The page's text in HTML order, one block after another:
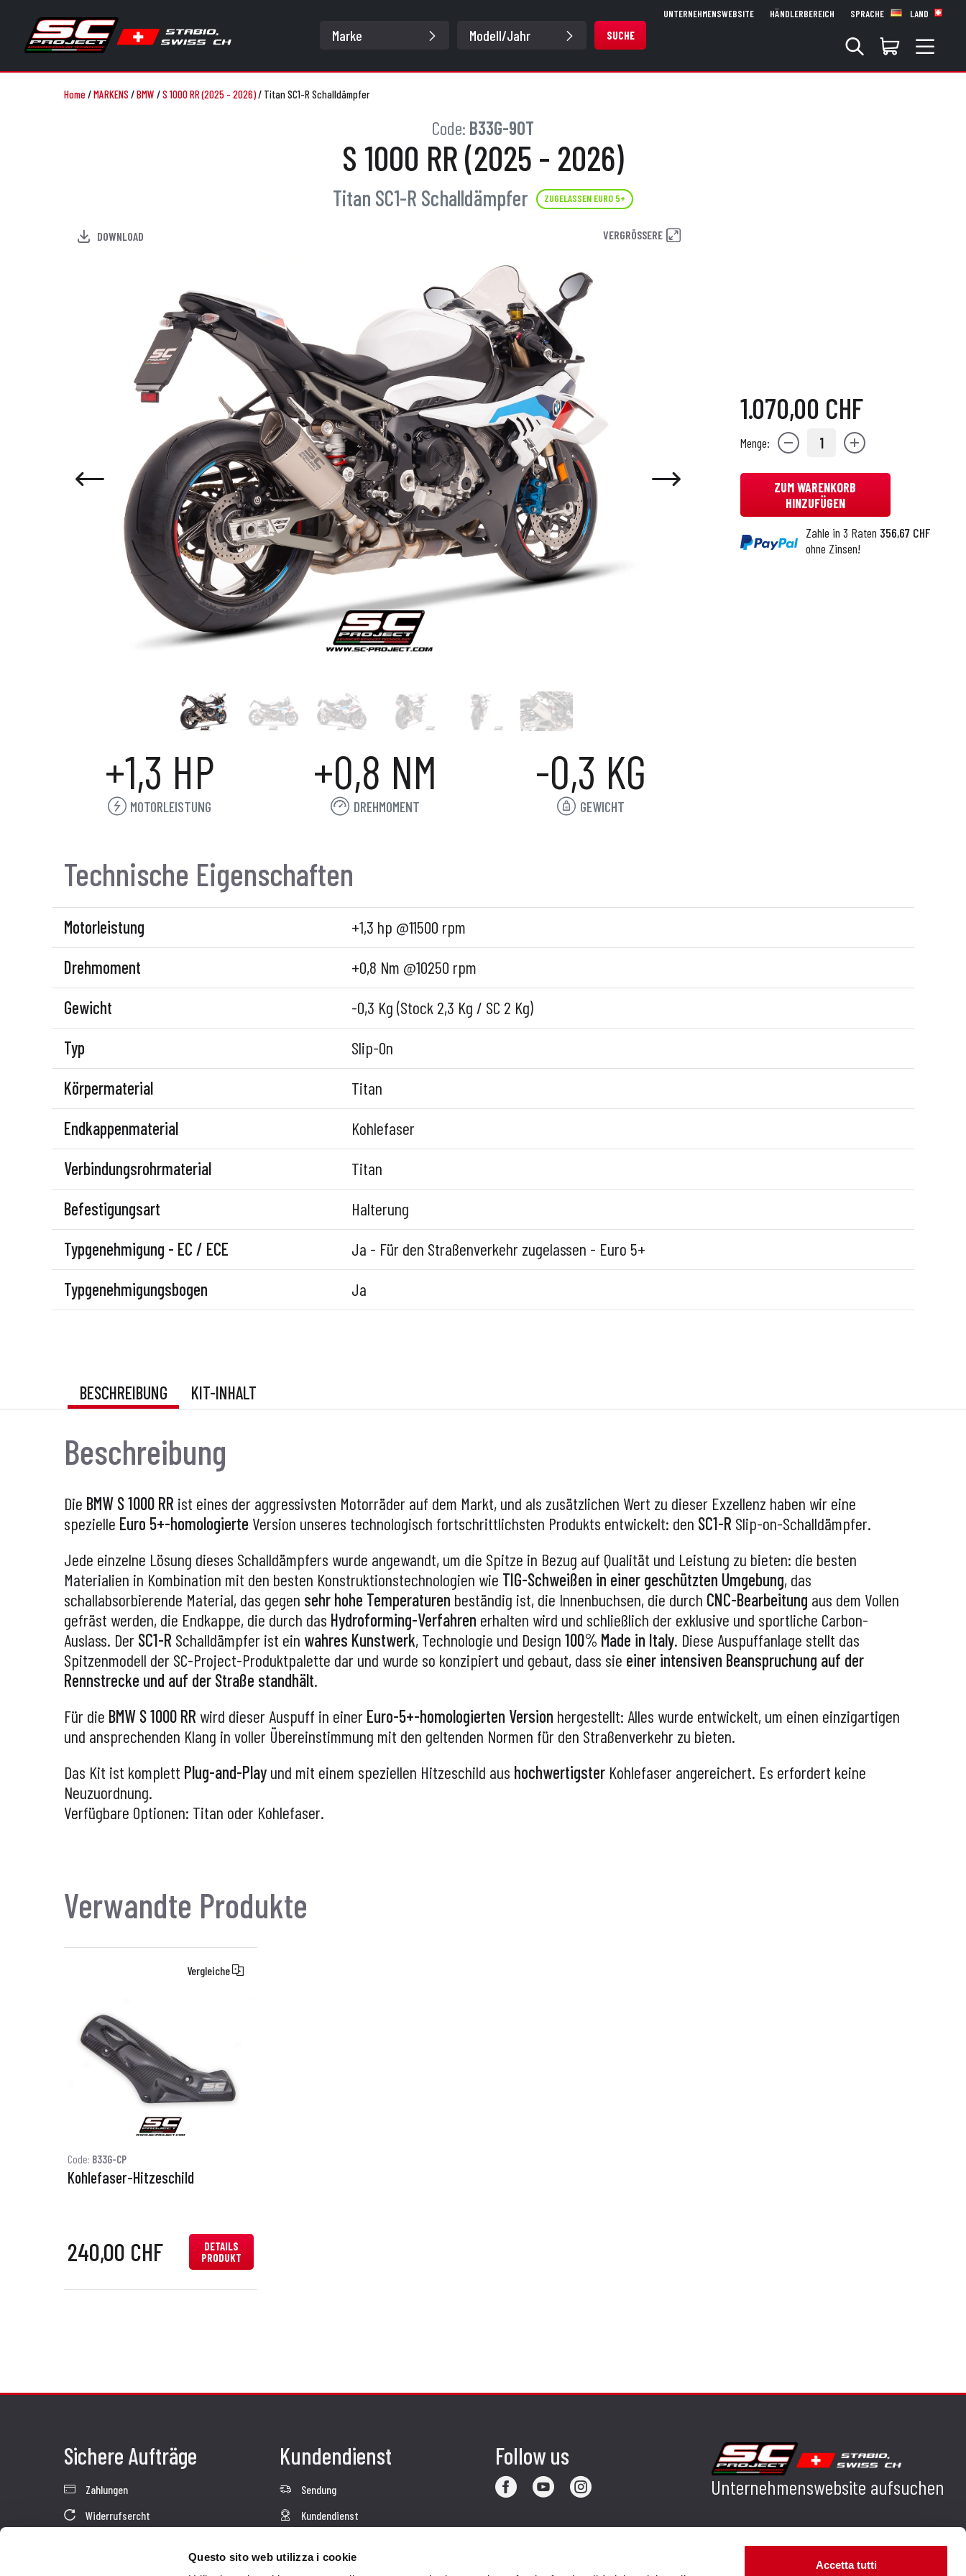
Questo sito web utilizza i cookie
Accetta tutti
SUCHE
UNTERNEHMENSWEBSITE HÄNDLERBEREICH SPRACHE LAND
Home/MARKENS /BMW /S 1000 RR (2025 - 2026)/ Titan SC1-R Schalldämpfer
Code: B33G-90T
S 1000 RR (2025 - 2026)
Titan SC1-R Schalldämpfer ZUGELASSEN EURO 5+
DOWNLOAD VERGRÖSSERE
1.070,00 CHF
Menge: 1
ZUM WARENKORB
HINZUFÜGEN
Zahle in 3 Raten 356,67 CHF
ohne Zinsen!
+1,3 HP
MOTORLEISTUNG
+0,8 NM
DREHMOMENT
-0,3 KG
GEWICHT
Technische Eigenschaften
Motorleistung
+1,3 hp @11500 rpm
Drehmoment
+0,8 Nm @10250 rpm
Gewicht
-0,3 Kg (Stock 2,3 Kg / SC 2 Kg)
Typ
Slip-On
Körpermaterial
Titan
Endkappenmaterial
Kohlefaser
Verbindungsrohrmaterial
Titan
Befestigungsart
Halterung
Typgenehmigung - EC / ECE
Ja - Für den Straßenverkehr zugelassen - Euro 5+
Typgenehmigungsbogen
Ja
BESCHREIBUNG KIT-INHALT
Beschreibung
Die BMW S 1000 RR ist eines der aggressivsten Motorräder auf dem Markt, und als zusätzlichen Wert zu dieser Exzellenz haben wir eine
spezielle Euro 5+-homologierte Version unseres technologisch fortschrittlichsten Produkts entwickelt: den SC1-R Slip-on-Schalldämpfer.
Jede einzelne Lösung dieses Schalldämpfers wurde angewandt, um die Spitze in Bezug auf Qualität und Leistung zu bieten: die besten
Materialien in Kombination mit den besten Konstruktionstechnologien wie TIG-Schweißen in einer geschützten Umgebung, das
schallabsorbierende Material, das gegen sehr hohe Temperaturen beständig ist, die Innenbuchsen, die durch CNC-Bearbeitung aus dem Vollen
gefräst werden, die Endkappe, die durch das Hydroforming-Verfahren erhalten wird und schließlich der exklusive und sportliche Carbon-
Auslass. DerSC1-R Schalldämpfer ist ein wahres Kunstwerk, Technologie und Design 100% Made in Italy. Diese Auspuffanlage stellt das
Spitzenmodell der SC-Project-Produktpalette dar und wurde so konzipiert und gebaut, dass sie einer intensiven Beanspruchung auf der
Rennstrecke und auf der Straße standhält.
Für die BMW S 1000 RR wird dieser Auspuff in einer Euro-5+-homologierten Version hergestellt: Alles wurde entwickelt, um einen einzigartigen
und ansprechenden Klang in voller Übereinstimmung mit den geltenden Normen für den Straßenverkehr zu bieten.
Das Kit ist komplett Plug-and-Play und mit einem speziellen Hitzeschild aus hochwertigster Kohlefaser angereichert. Es erfordert keine
Neuzuordnung.
Verfügbare Optionen: Titan oder Kohlefaser.
Verwandte Produkte
Vergleiche
Code: B33G-CP
Kohlefaser-Hitzeschild
240,00 CHF
DETAILS
PRODUKT
Sichere Aufträge
Zahlungen
Widerrufsercht
Kundendienst
Sendung
Kundendienst
Follow us
Unternehmenswebsite aufsuchen